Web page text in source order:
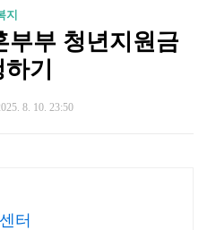
지
부부 청년지원금
기
8. 10. 23:50
터